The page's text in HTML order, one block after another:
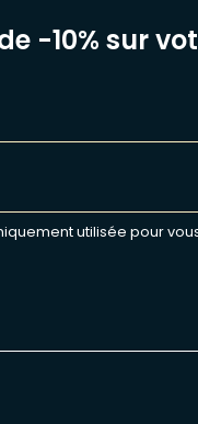
-10% sur
utilisée pour